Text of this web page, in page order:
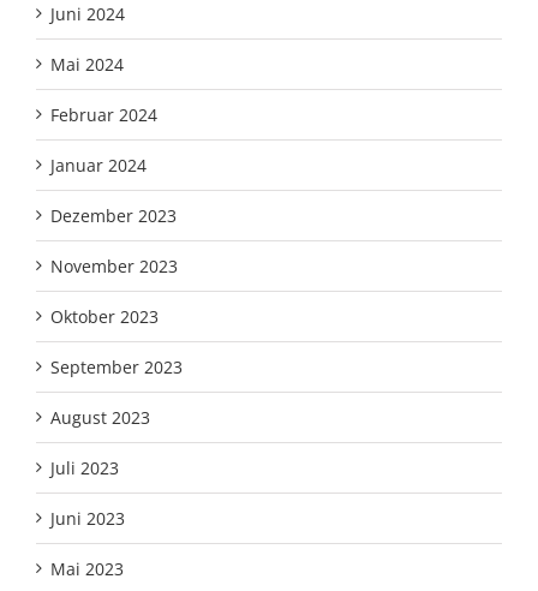
Juni 2024
Mai 2024
Februar 2024
Januar 2024
Dezember 2023
November 2023
Oktober 2023
September 2023
August 2023
Juli 2023
Juni 2023
Mai 2023